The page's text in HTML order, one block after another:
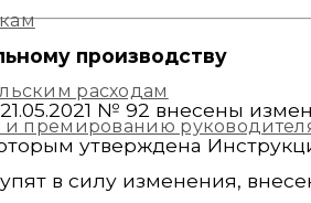
расходам
и премированию
производству
№ 92 внесены
утверждена
в силу изменения,